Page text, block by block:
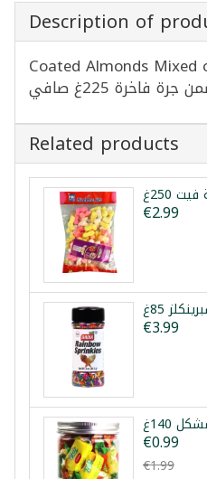
Description of
Coated Almonds
225غ صافي
Related products
250غ
€2.99
85غ
€3.99
140غ
€0.99
€1.99